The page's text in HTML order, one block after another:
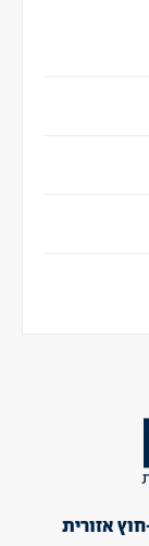
אזורית